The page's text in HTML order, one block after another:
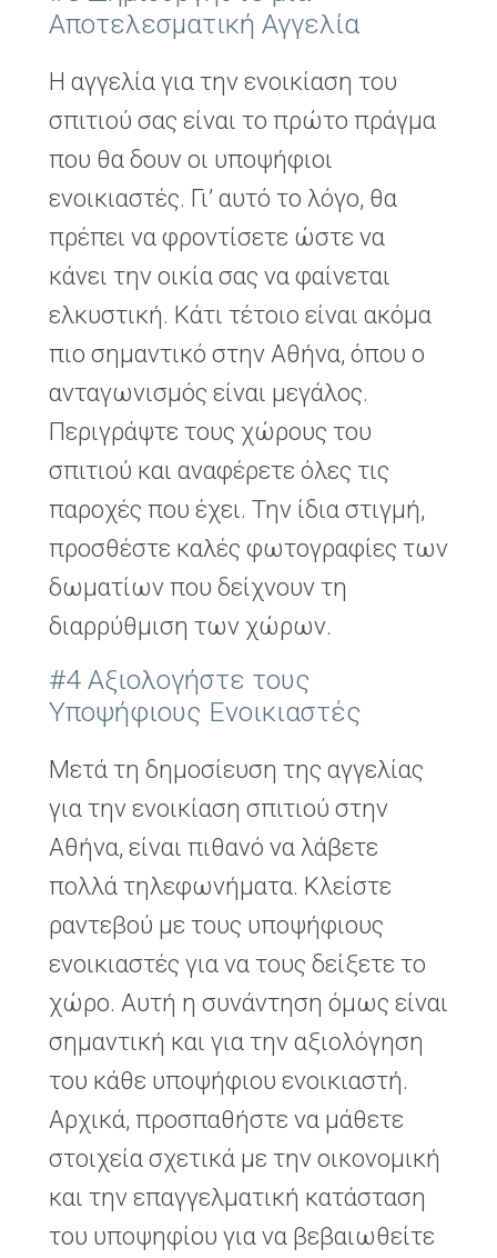
Αποτελεσματική Αγγελία
Η αγγελία για την ενοικίαση του
σπιτιού σας είναι το πρώτο πράγμα
που θα δουν οι υποψήφιοι
ενοικιαστές. Γι’ αυτό το λόγο, θα
πρέπει να φροντίσετε ώστε να
κάνει την οικία σας να φαίνεται
ελκυστική. Κάτι τέτοιο είναι ακόμα
πιο σημαντικό στην Αθήνα, όπου ο
ανταγωνισμός είναι μεγάλος.
Περιγράψτε τους χώρους του
σπιτιού και αναφέρετε όλες τις
παροχές που έχει. Την ίδια στιγμή,
προσθέστε καλές φωτογραφίες των
δωματίων που δείχνουν τη
διαρρύθμιση των χώρων.
#4 Αξιολογήστε τους
Υποψήφιους Ενοικιαστές
Μετά τη δημοσίευση της αγγελίας
για την ενοικίαση σπιτιού στην
Αθήνα, είναι πιθανό να λάβετε
πολλά τηλεφωνήματα. Κλείστε
ραντεβού με τους υποψήφιους
ενοικιαστές για να τους δείξετε το
χώρο. Αυτή η συνάντηση όμως είναι
σημαντική και για την αξιολόγηση
του κάθε υποψήφιου ενοικιαστή.
Αρχικά, προσπαθήστε να μάθετε
στοιχεία σχετικά με την οικονομική
και την επαγγελματική κατάσταση
του υποψηφίου για να βεβαιωθείτε